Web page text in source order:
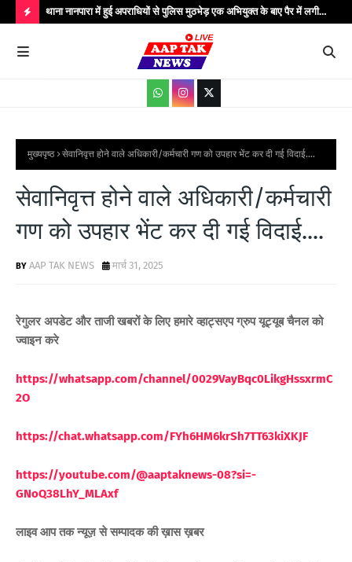
O
S
S
थाना नानपारा में हुई अपराधियों से पुलिस मुठभेड़ एक अभियुक्त के बाए पैर में लगी
गोली बिजली के तार चोरी के गिरोह के कुल पाँच अपराधी गिरफ्तार मौके पर पुलिस
अधीक्षक बहराइच सहित अधिकारीगण मौजूद...
मुख्यपृष्ठ सेवानिवृत्त होने वाले अधिकारी/कर्मचारी गण को उपहार भेंट कर दी गई विदाई....
सेवानिवृत्त होने वाले अधिकारी/कर्मचारी
गण को उपहार भेंट कर दी गई विदाई....
AAP TAK NEWS मार्च 31, 2025
रेगुलर अपडेट और ताजी खबरों के लिए हमारे व्हाट्सएप ग्रुप यूट्यूब चैनल को
ज्वाइन करे
https://whatsapp.com/channel/0029VayBqc0LikgHssxrmC
2O
https://chat.whatsapp.com/FYh6HM6krSh7TT63kiXKJF
https://youtube.com/@aaptaknews-08?si=-
GNoQ38LhY_MLAxf
लाइव आप तक न्यूज़ से सम्पादक की ख़ास ख़बर